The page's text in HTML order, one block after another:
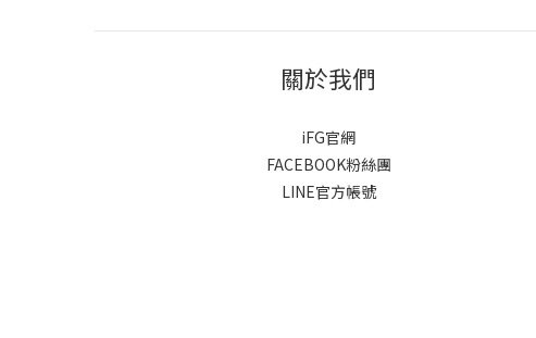
關於我們
iFG官網
FACEBOOK粉絲團
LINE官方帳號